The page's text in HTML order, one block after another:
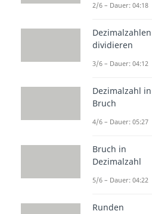
2/6 – Dauer: 04:18
Dezimalzahlen
dividieren
3/6 – Dauer: 04:12
Dezimalzahl in
Bruch
4/6 – Dauer: 05:27
Bruch in
Dezimalzahl
5/6 – Dauer: 04:22
Runden